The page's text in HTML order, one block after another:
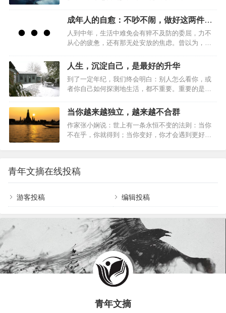
逝去、分离。在这整个的生命轨迹中，我们还会不
断面临病苦、衰老、爱别离、怨长久、求不得、放
没意思。既然所有的生命最终还要消失，那我们为
什么还要去经历那…
自己需要什么，需要多少，然后再去追求。有目的
地寻找，总要比无目的地获取能给人们更大的幸福
感。2 生命的意义在于让别人快乐人生的真正意义不
在于长度，而在于质量。人生的质量不在于拥有多
少，而在于帮助别人多少。想要做到这点，自然要
从做个好人开始。约束自己、爱护亲友、帮助他
生中占有一个位置，生命才算是真正的精彩。3 无限
的内心…
成年人的自愈：不吵不闹，做好这两件事
就够了
人到中年，生活中难免会有猝不及防的委屈，力不
从心的疲惫，还有那无处安放的焦虑。曾以为，歇
能抚平内心的烦躁。可到最后才发现，向外的情绪
宣泄不过是一场徒劳的自我内耗。真正的自愈，从
不在向外索取情绪慰藉，而在向内探寻内心力量。
不吵不闹，稳住自己，做好这两件事，是成年人穿
越生活迷雾的底气。01闭嘴古希腊哲学家苏格拉底
曾被问及，为何总是聆听多于言说。他的回答蕴含
是要我们多听少说。”他更是告诫门生，说话前先想
三件事：是…
人生，沉淀自己，是最好的升华
到了一定年纪，我们终会明白：别人怎么看你，或
者你自己如何探测地生活，都不重要。重要的是你
一样无法停止下落的时间，你要知道自己将会如何
生活。人到中年宜自敛。人生，要学会沉淀。人
生，沉淀自己，是最好的升华。沉淀朋友时间磨平
人的棱角，也沉淀出真正的朋友。一个挚友胜过万
你没事的时候，会经常来找你；真朋友在你有事的
时候，绝不会远离你。真正的朋友，不在于花言巧
语，而是关键时刻拉…
当你越来越独立，越来越不合群
作家张小娴说：世上有一条永恒不变的法则：当你
不在乎，你就得到；当你变好，你才会遇到更好，
者没有交集而恐惧焦虑。然后，不管适不适合自
己，都试图从中寻找理解和认同。可现实往往是：
越是靠近，越觉得空虚；越是依赖，越找不到方
向。而当我们决定变得独立而勇敢，才是活出自我
了迎合,多了自由最近，《她的双重奏》节目，采访
到了演员邓萃雯。…
青年文摘在线投稿
游客投稿 编辑投稿
青年文摘